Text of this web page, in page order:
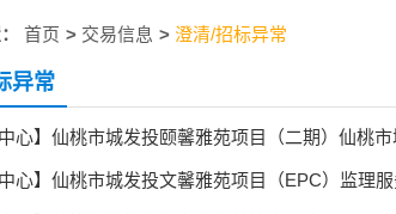
首页 > 交易信息 > 澄清/招标异常
异常